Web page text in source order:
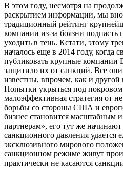
В этом году, несмотря на
раскрытием информации, мы
традиционный рейтинг
компании из-за боязни
уходить в тень. Кстати, этому
началось еще в 2014 году, когда
публиковать крупные
защитило их от санкций. Все
известны, впрочем, как и
Попытки укрыться под
малоэффективная стратегия от
борьбы со стороны США и
бизнес становится масштабным
партнерам», его тут же
санкционного давления удается
эксклюзивного мирового
санкционном режиме живут
практически не касаются